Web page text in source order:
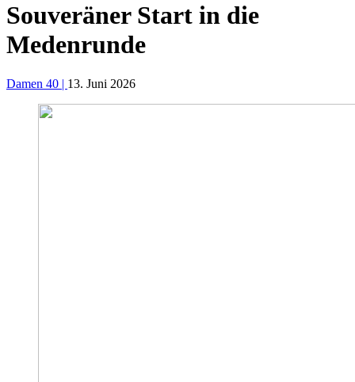
Souveräner Start in die
Medenrunde
Damen 40 | 13. Juni 2026